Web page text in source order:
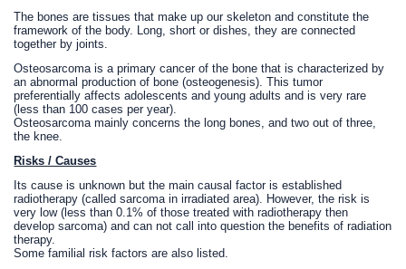
The bones are tissues that make up our skeleton and constitute the
framework of the body. Long, short or dishes, they are connected
together by joints.
Osteosarcoma is a primary cancer of the bone that is characterized by
an abnormal production of bone (osteogenesis). This tumor
preferentially affects adolescents and young adults and is very rare
(less than 100 cases per year).
Osteosarcoma mainly concerns the long bones, and two out of three,
the knee.
Risks / Causes
Its cause is unknown but the main causal factor is established
radiotherapy (called sarcoma in irradiated area). However, the risk is
very low (less than 0.1% of those treated with radiotherapy then
develop sarcoma) and can not call into question the benefits of radiation
therapy.
Some familial risk factors are also listed.